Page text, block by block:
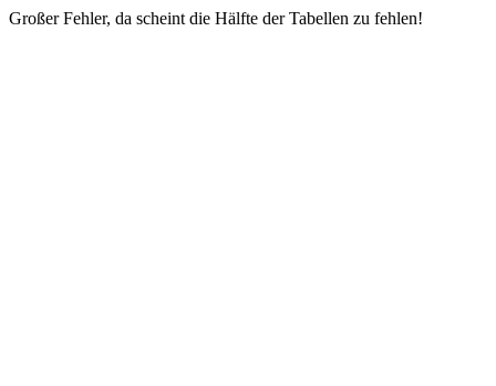
Großer Fehler, da scheint die Hälfte der Tabellen zu fehlen!